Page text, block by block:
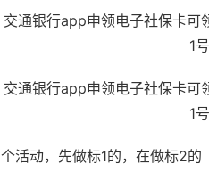
活动，先做标1的，在做标2的